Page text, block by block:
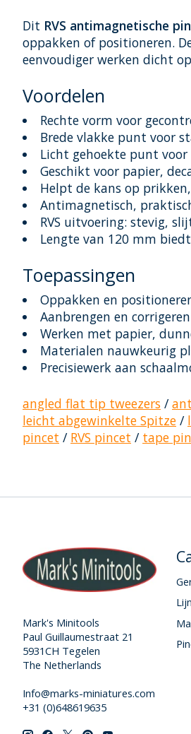
Dit RVS antimagnetische
oppakken of positioneren.
eenvoudiger werken dicht
Voordelen
Rechte vorm voor
Brede vlakke punt voor
Licht gehoekte punt
Geschikt voor papier,
Helpt de kans op
Antimagnetisch,
RVS uitvoering: stevig,
Lengte van 120 mm
Toepassingen
Oppakken en
Aanbrengen en
Werken met papier,
Materialen nauwkeurig
Precisiewerk aan
angled flat tip tweezers /
leicht abgewinkelte Spitze /
pincet / RVS pincet / tape
Mark's Minitools
Paul Guillaumestraat 21
5931CH Tegelen
The Netherlands
Info@marks-miniatures.com
+31 (0)648619635